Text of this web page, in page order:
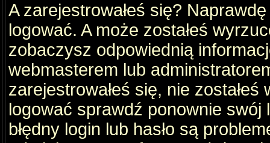
A zarejestrowałeś się?
logować. A może zostałeś
zobaczysz odpowiednią
webmasterem lub
zarejestrowałeś się, nie
logować sprawdź ponownie swój
błędny login lub hasło są